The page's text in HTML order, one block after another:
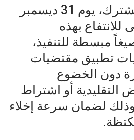
حدد المنشور المشترك، يوم 31 ديسمبر
للانتفاع بهذه
مبسطة للتنفيذ،
تطبيق مقتضيات
مباشرة دون الخضوع
التقليدية أو اشتراط
لضمان سرعة إخلاء